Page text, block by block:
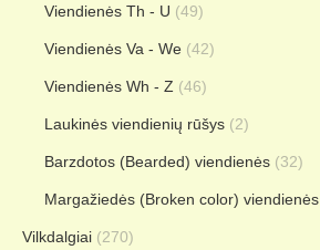
Viendienės Th - U (49)
Viendienės Va - We (42)
Viendienės Wh - Z (46)
Laukinės viendienių rūšys (2)
Barzdotos (Bearded) viendienės (32)
Margažiedės (Broken color) viendienės
Vilkdalgiai (270)